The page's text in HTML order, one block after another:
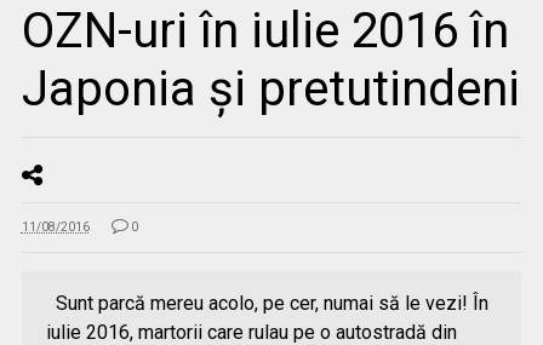
OZN-uri în iulie 2016 în
Japonia şi pretutindeni
11/08/2016 0
Sunt parcă mereu acolo, pe cer, numai să le vezi! În
iulie 2016, martorii care rulau pe o autostradă din